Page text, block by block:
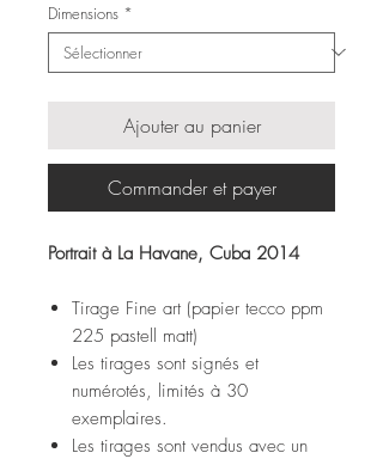
Dimensions *
Ajouter au panier
Commander et payer
Portrait à La Havane, Cuba 2014
Tirage Fine art (papier tecco ppm
225 pastell matt)
Les tirages sont signés et
numérotés, limités à 30
exemplaires.
Les tirages sont vendus avec un